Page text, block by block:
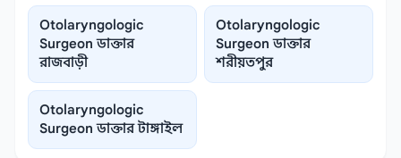
Otolaryngologic
Surgeon ডাক্তার
রাজবাড়ী
Otolaryngologic
Surgeon ডাক্তার
শরীয়তপুর
Otolaryngologic
Surgeon ডাক্তার টাঙ্গাইল